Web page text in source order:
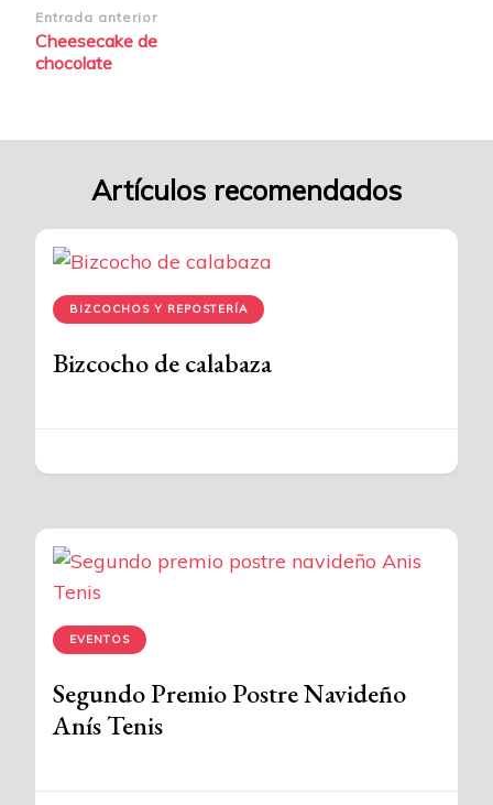
Navegación
de
Entrada anterior
Cheesecake de
chocolate
Artículos recomendados
BIZCOCHOS Y REPOSTERÍA
Bizcocho de calabaza
EVENTOS
Segundo Premio Postre Navideño
Anís Tenis